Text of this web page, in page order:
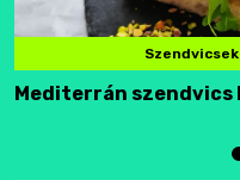
Szendvicsek
Mediterrán szendvics